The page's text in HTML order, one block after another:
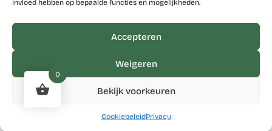
invloed hebben op bepaalde functies en mogelijkheden.
Accepteren
Weigeren
Bekijk voorkeuren
CookiebeleidPrivacy
erik@kunstcollectiefblos.be
Hoekskenstraat 8 – 9310 Moorsel
VAT BE 0763 110 579
PrivacyWebsite by
0